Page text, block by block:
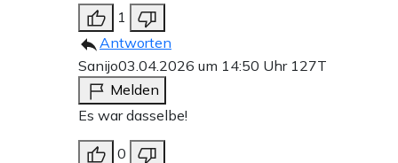
1
Antworten
Sanijo03.04.2026 um 14:50 Uhr 127T
Melden
Es war dasselbe!
0